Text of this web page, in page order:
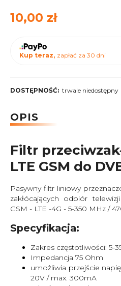
10,00 zł
Kup teraz, zapłać za 30 dni
DOSTĘPNOŚĆ: trwale niedostępny
OPIS
Filtr
LTE GSM do
Pasywny filtr liniowy
zakłócających odbiór
GSM - LTE -4G - 5-350 MHz /
Specyfikacja:
Zakres częstotliwości: 5-
Impedancja 75 Ohm
umożliwia przejście
20V / max. 300mA